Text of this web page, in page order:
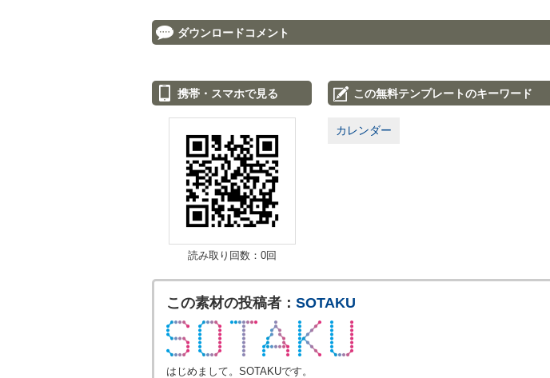
ダウンロードコメント
携帯・スマホで見る
読み取り回数：0回
この無料テンプレートのキーワード
カレンダー
この素材の投稿者： SOTAKU
はじめまして。SOTAKUです。